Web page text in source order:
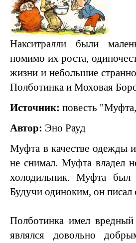
Накситралли были
помимо их роста,
жизни и небольшие
Полботинка и Моховая
Источник: повесть
Автор: Эно Рауд
Муфта в качестве одежды
не снимал. Муфта владел
холодильник. Муфта был
Будучи одиноким, он писал
Полботинка имел
являлся довольно